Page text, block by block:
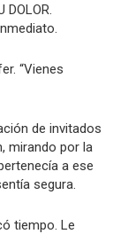
DOLOR.
“Vienes
de invitados
mirando por la
a ese
segura.
tiempo. Le